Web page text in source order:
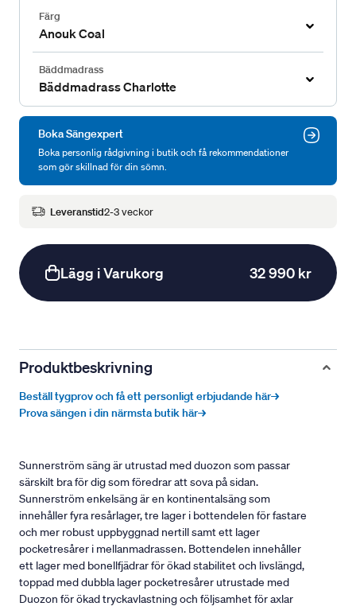
Färg
Anouk Coal
Bäddmadrass
Bäddmadrass Charlotte
Boka Sängexpert
Boka personlig rådgivning i butik och få rekommendationer
som gör skillnad för din sömn.
Leveranstid2-3 veckor
Lägg i Varukorg 32 990 kr
Produktbeskrivning
Beställ tygprov och få ett personligt erbjudande här→
Prova sängen i din närmsta butik här→
Sunnerström säng är utrustad med duozon som passar
särskilt bra för dig som föredrar att sova på sidan.
Sunnerström enkelsäng är en kontinentalsäng som
innehåller fyra resårlager, tre lager i bottendelen för fastare
och mer robust uppbyggnad nertill samt ett lager
pocketresårer i mellanmadrassen. Bottendelen innehåller
ett lager med bonellfjädrar för ökad stabilitet och livslängd,
toppad med dubbla lager pocketresårer utrustade med
Duozon för ökad tryckavlastning och följsamhet för axlar